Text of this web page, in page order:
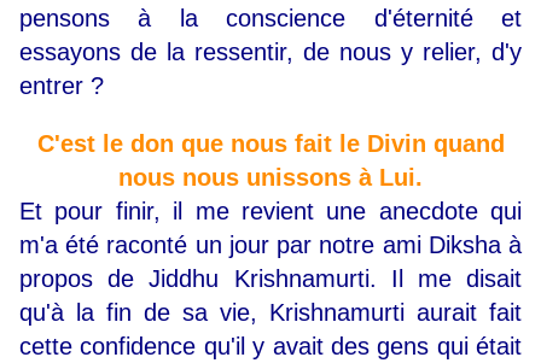
pensons à la conscience d'éternité et
essayons de la ressentir, de nous y relier, d'y
entrer ?
C'est le don que nous fait le Divin quand
nous nous unissons à Lui.
Et pour finir, il me revient une anecdote qui
m'a été raconté un jour par notre ami Diksha à
propos de Jiddhu Krishnamurti. Il me disait
qu'à la fin de sa vie, Krishnamurti aurait fait
cette confidence qu'il y avait des gens qui était